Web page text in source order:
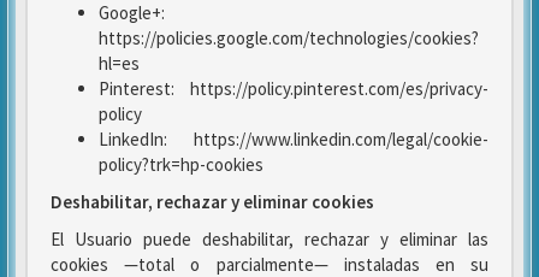
Google+:
https://policies.google.com/technologies/cookies?
hl=es
Pinterest: https://policy.pinterest.com/es/privacy-
policy
LinkedIn: https://www.linkedin.com/legal/cookie-
policy?trk=hp-cookies
Deshabilitar, rechazar y eliminar cookies
El Usuario puede deshabilitar, rechazar y eliminar las
cookies —total o parcialmente— instaladas en su